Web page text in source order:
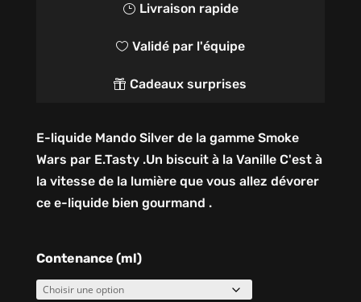
} Livraison rapide
 Validé par l'équipe
 Cadeaux surprises
E-liquide Mando Silver de la gamme Smoke
Wars par E.Tasty .Un biscuit à la Vanille C'est à
la vitesse de la lumière que vous allez dévorer
ce e-liquide bien gourmand .
Contenance (ml)